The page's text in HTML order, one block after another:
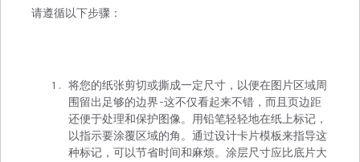
请遵循以下步骤：
将您的纸张剪切或撕成一定尺寸，以便在图片区域周
围留出足够的边界-这不仅看起来不错，而且页边距
还便于处理和保护图像。用铅笔轻轻地在纸上标记，
以指示要涂覆区域的角。通过设计卡片模板来指导这
种标记，可以节省时间和麻烦。涂层尺寸应比底片大